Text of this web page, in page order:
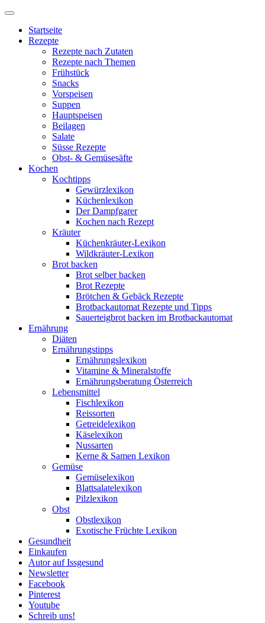
Startseite
Rezepte
Rezepte nach Zutaten
Rezepte nach Themen
Frühstück
Snacks
Vorspeisen
Suppen
Hauptspeisen
Beilagen
Salate
Süsse Rezepte
Obst- & Gemüsesäfte
Kochen
Kochtipps
Gewürzlexikon
Küchenlexikon
Der Dampfgarer
Kochen nach Rezept
Kräuter
Küchenkräuter-Lexikon
Wildkräuter-Lexikon
Brot backen
Brot selber backen
Brot Rezepte
Brötchen & Gebäck Rezepte
Brotbackautomat Rezepte und Tipps
Sauerteigbrot backen im Brotbackautomat
Ernährung
Diäten
Ernährungstipps
Ernährungslexikon
Vitamine & Mineralstoffe
Ernährungsberatung Österreich
Lebensmittel
Fischlexikon
Reissorten
Getreidelexikon
Käselexikon
Nussarten
Kerne & Samen Lexikon
Gemüse
Gemüselexikon
Blattsalatelexikon
Pilzlexikon
Obst
Obstlexikon
Exotische Früchte Lexikon
Gesundheit
Einkaufen
Autor auf Issgesund
Newsletter
Facebook
Pinterest
Youtube
Schreib uns!